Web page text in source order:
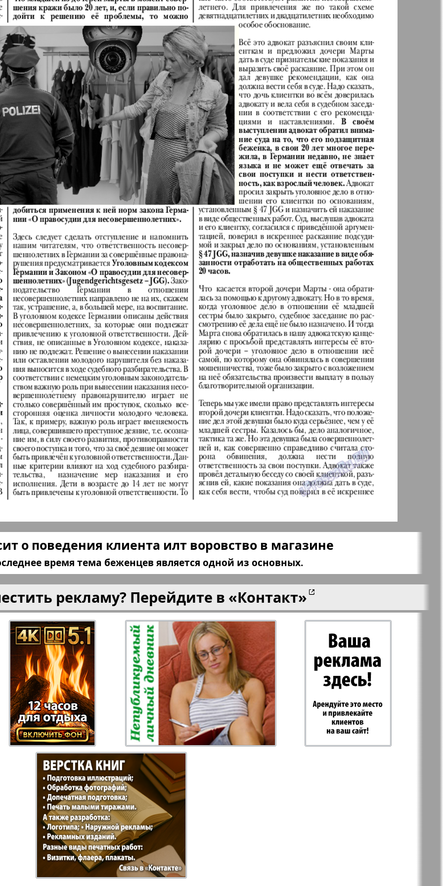
АйБолит Акцент Англия
Аргументы и
факты Европа
Артек Аугсбург-сити
Бизнес мир Бизнес парк Будь здоров
Вести Вестник-info Вечерняя газета
Восточный
курьер
Vizainfo.cz Wadim
Диалог Diplomat Дом и семья
Дублин
инфоцентр
Еврейская газета
Еврейская
ExPress Жасмин Жизнь женщины
Здоровье Игуана Идеальная фирма
iDEAL Карьера
КП в Европе КП Испания Крот в Германии
Kulinar TV Kurorte aktuell LDK по-русски
Мост-Израиль Мюнхен-сити
My City Frankfurt
am Main
Наша Газета
Италия
Наша Газета
Ирландия
Наша марка
Новая Wолна Норд Объектив EU
Отдыхай-Купи-
продай
Партнер-север Парус
Пражский
телеграф
Пражский
экспресс
PRO Women
Europe
Районка-Nord-Ost-
Bremen
Рейнская газета
Русская Мысль
Швейцария
о поведения клиента илт воровство в магазине
время тема беженцев является одной из основных.
рекламу? Перейдите в «Контакт»